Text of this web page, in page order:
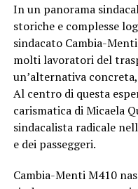
In un panorama
storiche e complesse
sindacato Cambia-
molti lavoratori del
un’alternativa
Al centro di questa
carismatica di Micaela
sindacalista radicale
e dei passeggeri.
Cambia-Menti M410